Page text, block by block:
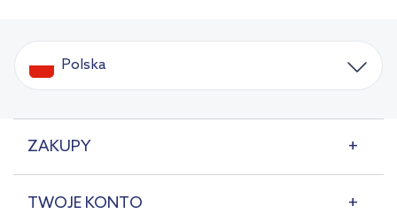
Polska
ZAKUPY
TWOJE KONTO